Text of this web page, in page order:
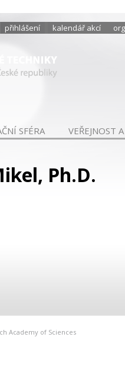
přihlášení kalendář akcí
SFÉRA VEŘEJNOST
Ph.D.
Academy of Sciences